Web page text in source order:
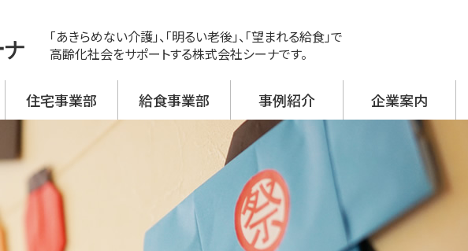
「あきらめない介護」、「明るい老後」、「望まれる給食」で
高齢化社会をサポートする株式会社シーナです。
新神戸
大開
野口
ス 加古川西
高砂
業所
護
住宅事業部 給食事業部 事例紹介 企業案内
SDGsへの取り組み
シーナグループ
・ システムプラネット
・ アーチスタッフサービス